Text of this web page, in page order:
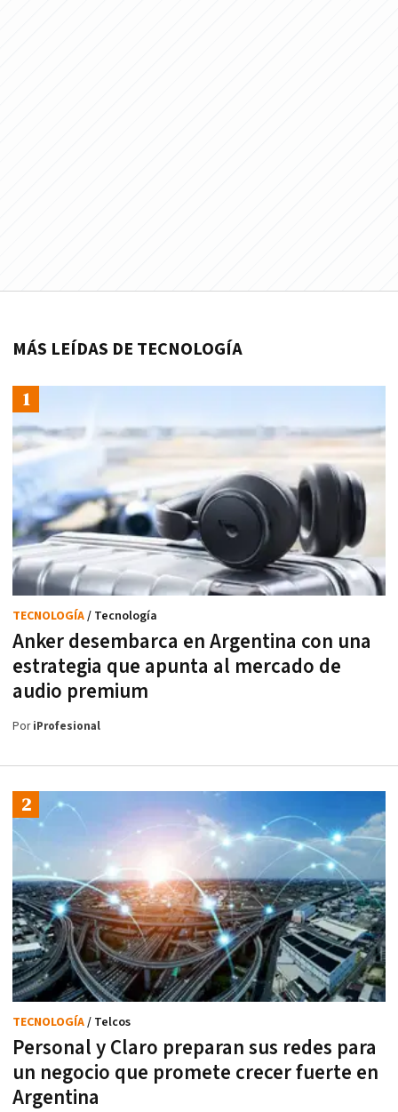
MÁS LEÍDAS DE TECNOLOGÍA
Anker desembarca en Argentina con una
estrategia que apunta al mercado de
audio premium
TECNOLOGÍA/ Tecnología
PoriProfesional
Personal y Claro preparan sus redes para
un negocio que promete crecer fuerte en
Argentina
TECNOLOGÍA/ Telcos